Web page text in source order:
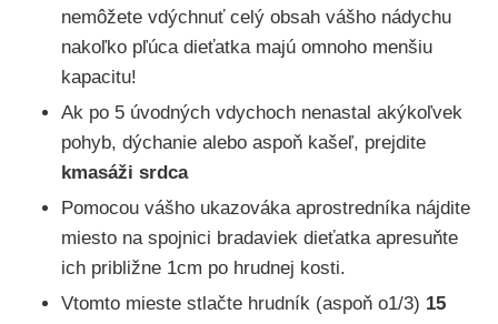
nemôžete vdýchnuť celý obsah vášho nádychu
nakoľko pľúca dieťatka majú omnoho menšiu
kapacitu!
Ak po 5 úvodných vdychoch nenastal akýkoľvek
pohyb, dýchanie alebo aspoň kašeľ, prejdite
kmasáži srdca
Pomocou vášho ukazováka aprostredníka nájdite
miesto na spojnici bradaviek dieťatka apresuňte
ich približne 1cm po hrudnej kosti.
Vtomto mieste stlačte hrudník (aspoň o1/3) 15